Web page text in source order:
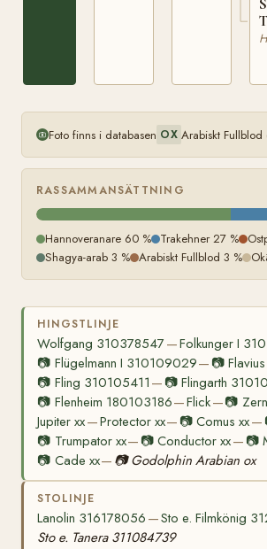
Foto finns i databasen OX Arabiskt Fullblod
RASSAMMANSÄTTNING
Hannoveranare 60 % Trakehner 27 %
Shagya-arab 3 % Arabiskt Fullblod 3 %
HINGSTLINJE
Wolfgang 310378547 —Folkunger I
📷 Flügelmann I 310109029— 📷
📷 Fling 310105411 — 📷Flingarth
📷 Flenheim 180103186—Flick—📷
Jupiter xx—Protector xx— 📷Comus xx—
📷 Trumpator xx— 📷Conductor xx— 📷
📷 Cade xx— 📷 Godolphin Arabian ox
STOLINJE
Lanolin 316178056 —Sto e. Filmkönig
Sto e. Tanera 311084739